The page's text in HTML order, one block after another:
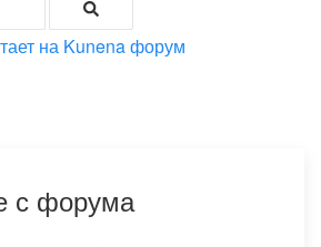
на Kunena форум
с форума